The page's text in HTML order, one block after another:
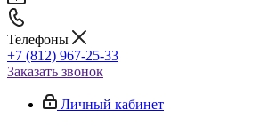
Телефоны
+7 (812) 967-25-33
Заказать звонок
Личный кабинет